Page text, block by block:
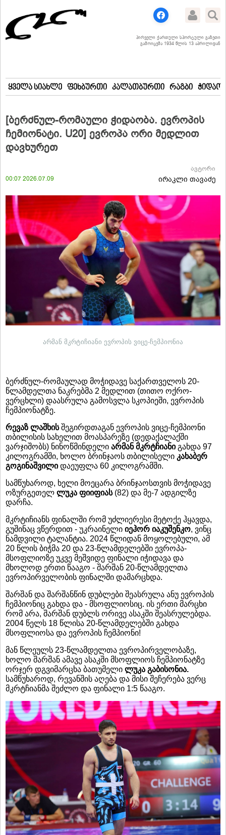
პირველი ქართული სპორტული გაზეთი
გამოიცემა 1934 წლის 13 აპრილიდან
ყველა სიახლე ფეხბურთი კალათბურთი რაგბი
[ბერძნულ-რომაული ჭიდაობა. ევროპის
ჩემიონატი. U20] ევროპა ორი მედლით
დავხურეთ
00:07 2026.07.09
ავტორი
ირაკლი თავაძე
არმან მკრტიჩიანი ევროპის ვიცე-ჩემპიონია
ბერძნულ-რომაულად მოჭიდავე საქართველოს 20-
წლამდელთა ნაკრებმა 2 მედლით (თითო ოქრო-
ვერცხლი) დაასრულა გამოსვლა სკოპიეში, ევროპის
ჩემპიონატზე.
რევაზ ლაშხისშეგირდთაგან ევროპის ვიცე-ჩემპიონი
თბილისის სახელით მოასპარეზე (დედაქალაქში
ვარჯიშობს) ნინოწმინდელი არმან მკრტჩიანიგახდა 97
კილოგრამში, ხოლო ბრინჯაოს თბილისელი კახაბერ
გოგინაშვილიდაეუფლა 60 კილოგრამში.
სამწუხაროდ, ხელი მოეცარა ბრინჯაოსთვის მოჭიდავე
ოზურგეთელ ლუკა ფიიფიას (82) და მე-7 ადგილზე
დარჩა.
მკრტიჩიანს ფინალში რომ უძლიერესი მეტოქე ჰყავდა,
გუშინაც ვწერდით - უკრაინელი იეჰორ იაკუშენკო, ვინც
ნამდვილი ტალანტია. 2024 წლიდან მოყოლებული, ამ
20 წლის ბიჭმა 20 და 23-წლამდელებში ევროპა-
მსოფლიოზე უკვე მეშვიდე ფინალი იჭიდავა და
მხოლოდ ერთი წააგო - შარშან 20-წლამდელთა
ევროპირველობის ფინალში დამარცხდა.
შარშან და შარშანწინ დუბლები შეასრულა ანუ ევროპის
ჩემპიონიც გახდა და - მსოფლიოსიც. ის ერთი მარცხი
რომ არა, შარშან დუბლს ორივე ასაკში შეასრულებდა.
2004 წელს 18 წლისა 20-წლამდელებში გახდა
მსოფლიოსა და ევროპის ჩემპიონი!
მან წლეულს 23-წლამდელთა ევროპირველობაზე,
ხოლო შარშან ამავე ასაკში მსოფლიოს ჩემპიონატზე
ორჯერ დგვიმარცხა ბათუმელი ლუკა გაბისონია.
სამწუხაროდ, რევანშის აღება და მისი შეჩერება ვერც
მკრტჩიანმა შეძლო და ფინალი 1:5 წააგო.